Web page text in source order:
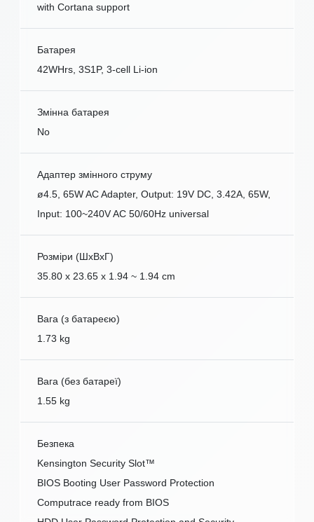
with Cortana support
Батарея
42WHrs, 3S1P, 3-cell Li-ion
Змінна батарея
No
Адаптер змінного струму
ø4.5, 65W AC Adapter, Output: 19V DC, 3.42A, 65W,
Input: 100~240V AC 50/60Hz universal
Розміри (ШxВxГ)
35.80 x 23.65 x 1.94 ~ 1.94 cm
Вага (з батареєю)
1.73 kg
Вага (без батареї)
1.55 kg
Безпека
Kensington Security Slot™
BIOS Booting User Password Protection
Computrace ready from BIOS